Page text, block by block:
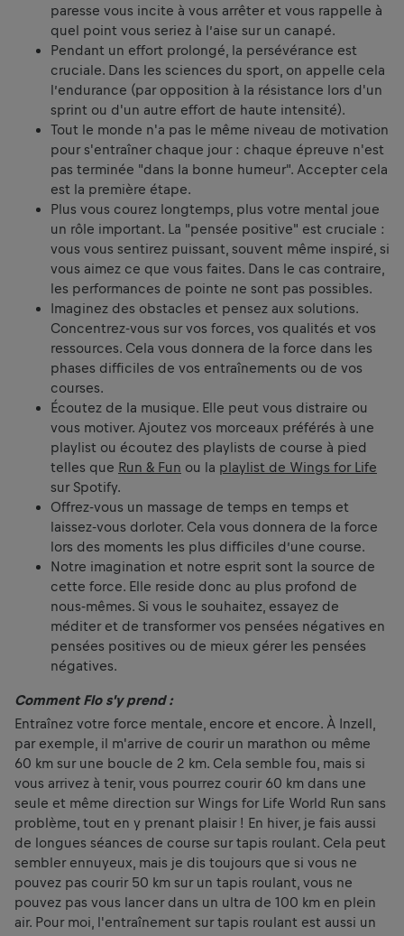
paresse vous incite à vous arrêter et vous rappelle à
quel point vous seriez à l’aise sur un canapé.
Pendant un effort prolongé, la persévérance est
cruciale. Dans les sciences du sport, on appelle cela
l’endurance (par opposition à la résistance lors d'un
sprint ou d'un autre effort de haute intensité).
Tout le monde n'a pas le même niveau de motivation
pour s'entraîner chaque jour : chaque épreuve n'est
pas terminée "dans la bonne humeur". Accepter cela
est la première étape.
Plus vous courez longtemps, plus votre mental joue
un rôle important. La "pensée positive" est cruciale :
vous vous sentirez puissant, souvent même inspiré, si
vous aimez ce que vous faites. Dans le cas contraire,
les performances de pointe ne sont pas possibles.
Imaginez des obstacles et pensez aux solutions.
Concentrez-vous sur vos forces, vos qualités et vos
ressources. Cela vous donnera de la force dans les
phases difficiles de vos entraînements ou de vos
courses.
Écoutez de la musique. Elle peut vous distraire ou
vous motiver. Ajoutez vos morceaux préférés à une
playlist ou écoutez des playlists de course à pied
telles que Run & Fun ou la playlist de Wings for Life
sur Spotify.
Offrez-vous un massage de temps en temps et
laissez-vous dorloter. Cela vous donnera de la force
lors des moments les plus difficiles d’une course.
Notre imagination et notre esprit sont la source de
cette force. Elle reside donc au plus profond de
nous-mêmes. Si vous le souhaitez, essayez de
méditer et de transformer vos pensées négatives en
pensées positives ou de mieux gérer les pensées
négatives.
Comment Flo s'y prend :
Entraînez votre force mentale, encore et encore. À Inzell,
par exemple, il m'arrive de courir un marathon ou même
60 km sur une boucle de 2 km. Cela semble fou, mais si
vous arrivez à tenir, vous pourrez courir 60 km dans une
seule et même direction sur Wings for Life World Run sans
problème, tout en y prenant plaisir ! En hiver, je fais aussi
de longues séances de course sur tapis roulant. Cela peut
sembler ennuyeux, mais je dis toujours que si vous ne
pouvez pas courir 50 km sur un tapis roulant, vous ne
pouvez pas vous lancer dans un ultra de 100 km en plein
air. Pour moi, l'entraînement sur tapis roulant est aussi un